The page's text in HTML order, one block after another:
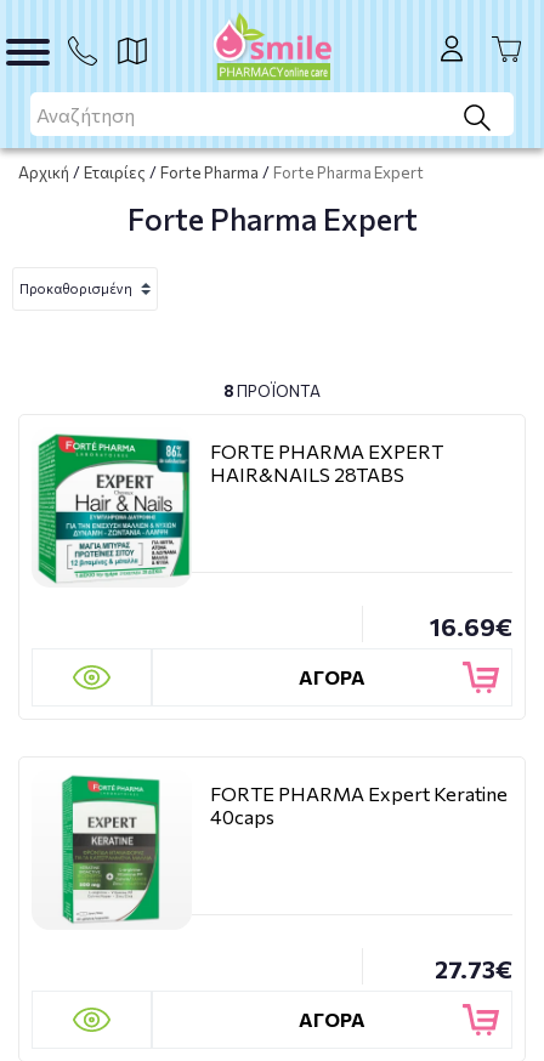
Αρχική /Εταιρίες /Forte Pharma / Forte Pharma Expert
Forte Pharma Expert
8ΠΡΟΪΌΝΤΑ
FORTE PHARMA EXPERT
HAIR&NAILS 28TABS
16.69€
ΑΓΟΡΑ
FORTE PHARMA Expert Keratine
40caps
27.73€
ΑΓΟΡΑ